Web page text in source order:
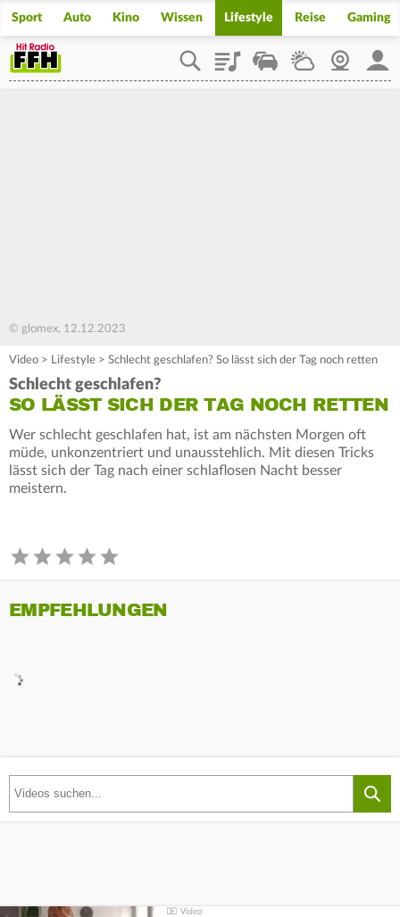
Sport Auto Kino Wissen Lifestyle Reise Gaming
PlaylistStaupilotWetterWebcam
© glomex, 12.12.2023
Video > Lifestyle > Schlecht geschlafen? So lässt sich der Tag noch retten
Schlecht geschlafen?
SO LÄSST SICH DER TAG NOCH RETTEN
Wer schlecht geschlafen hat, ist am nächsten Morgen oft
müde, unkonzentriert und unausstehlich. Mit diesen Tricks
lässt sich der Tag nach einer schlaflosen Nacht besser
meistern.
EMPFEHLUNGEN